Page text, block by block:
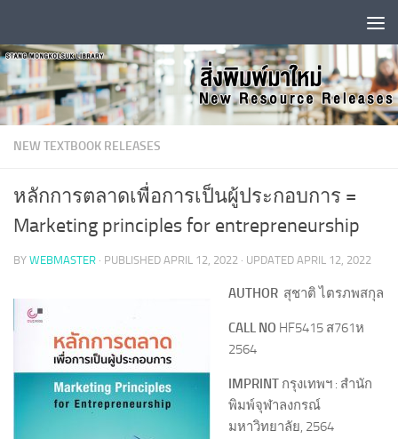
NEW TEXTBOOK RELEASES
หลักการตลาดเพื่อการเป็นผู้ประกอบการ =
Marketing principles for entrepreneurship
BY WEBMASTER · PUBLISHED APRIL 12, 2022 · UPDATED APRIL 12, 2022
AUTHOR สุชาติ ไตรภพสกุล
CALL NO HF5415 ส761ห
2564
IMPRINT กรุงเทพฯ : สำนัก
พิมพ์จุฬาลงกรณ์
มหาวิทยาลัย, 2564